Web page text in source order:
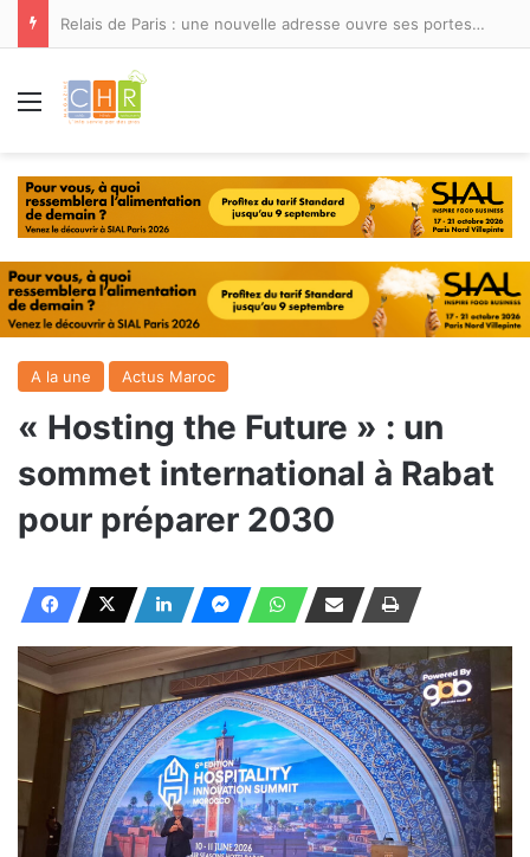
Relais de Paris : une nouvelle adresse ouvre ses portes à Marina Smir
Menu
A la une Actus Maroc
« Hosting the Future » : un
sommet international à Rabat
pour préparer 2030